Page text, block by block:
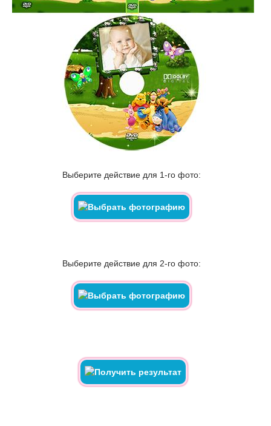
Выберите действие для 1-го фото:
Выберите действие для 2-го фото: